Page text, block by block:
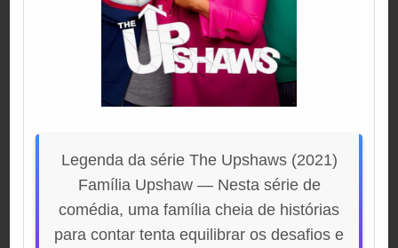
Legenda da série The Upshaws (2021)
Família Upshaw — Nesta série de
comédia, uma família cheia de histórias
para contar tenta equilibrar os desafios e